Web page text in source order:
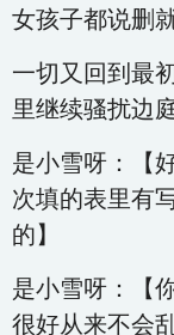
女孩子都说删
一切又回到最
里继续骚扰边庭
是小雪呀：【
次填的表里有
的】
是小雪呀：【
很好从来不会